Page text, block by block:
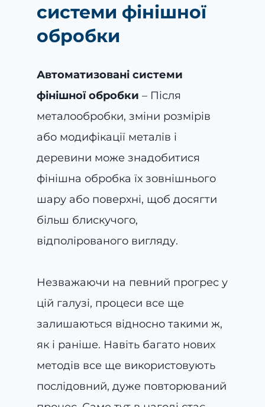
системи фінішної
обробки
Автоматизовані системи
фінішної обробки – Після
металообробки, зміни розмірів
або модифікації металів і
деревини може знадобитися
фінішна обробка їх зовнішнього
шару або поверхні, щоб досягти
більш блискучого,
відполірованого вигляду.
Незважаючи на певний прогрес у
цій галузі, процеси все ще
залишаються відносно такими ж,
як і раніше. Навіть багато нових
методів все ще використовують
послідовний, дуже повторюваний